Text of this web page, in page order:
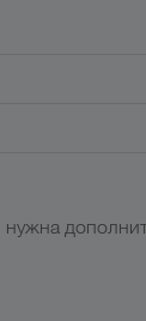
WALTER